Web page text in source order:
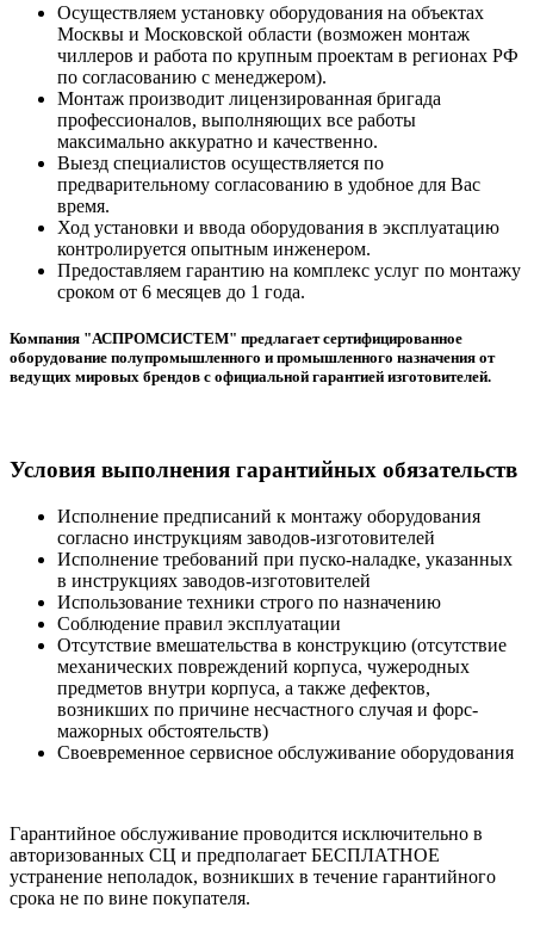
Осуществляем установку оборудования на объектах
Москвы и Московской области (возможен монтаж
чиллеров и работа по крупным проектам в регионах РФ
по согласованию с менеджером).
Монтаж производит лицензированная бригада
профессионалов, выполняющих все работы
максимально аккуратно и качественно.
Выезд специалистов осуществляется по
предварительному согласованию в удобное для Вас
время.
Ход установки и ввода оборудования в эксплуатацию
контролируется опытным инженером.
Предоставляем гарантию на комплекс услуг по монтажу
сроком от 6 месяцев до 1 года.
Компания "АСПРОМСИСТЕМ" предлагает сертифицированное
оборудование полупромышленного и промышленного назначения от
ведущих мировых брендов с официальной гарантией изготовителей.
Условия выполнения гарантийных обязательств
Исполнение предписаний к монтажу оборудования
согласно инструкциям заводов-изготовителей
Исполнение требований при пуско-наладке, указанных
в инструкциях заводов-изготовителей
Использование техники строго по назначению
Соблюдение правил эксплуатации
Отсутствие вмешательства в конструкцию (отсутствие
механических повреждений корпуса, чужеродных
предметов внутри корпуса, а также дефектов,
возникших по причине несчастного случая и форс-
мажорных обстоятельств)
Своевременное сервисное обслуживание оборудования
Гарантийное обслуживание проводится исключительно в
авторизованных СЦ и предполагает БЕСПЛАТНОЕ
устранение неполадок, возникших в течение гарантийного
срока не по вине покупателя.